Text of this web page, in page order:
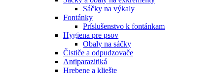
Sáčky na výkaly
Fontánky
Príslušenstvo k fontánkam
Hygiena pre psov
Obaly na sáčky
Čističe a odpudzovače
Antiparazitiká
Hrebene a kliešte